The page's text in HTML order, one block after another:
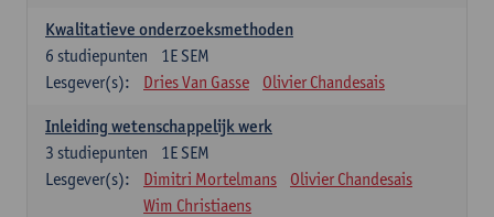
Kwalitatieve onderzoeksmethoden
1E SEM
6 studiepunten
Lesgever(s):
Dries Van Gasse Olivier Chandesais
Inleiding wetenschappelijk werk
1E SEM
3 studiepunten
Lesgever(s):
Dimitri Mortelmans
Olivier Chandesais
Wim Christiaens